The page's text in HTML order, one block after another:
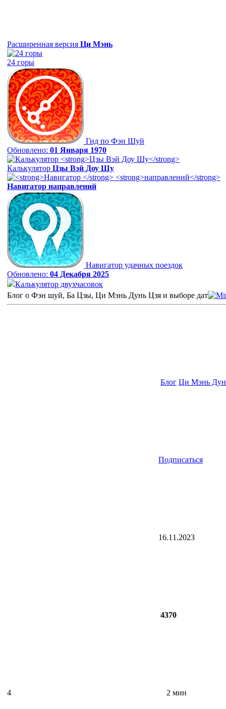
Расширенная версия Ци Мэнь
24 горы
Гид по Фэн Шуй
Обновлено: 01 Января 1970
Калькулятор Цзы Вэй Доу Шу
Навигатор направлений
Навигатор удачных поездок
Обновлено: 04 Декабря 2025
Калькулятор двухчасовок
Блог о Фэн шуй, Ба Цзы, Ци Мэнь Дунь Цзя и выборе дат
Блог Ци Мэнь
Подписаться
16.11.2023
4370
4 2 мин